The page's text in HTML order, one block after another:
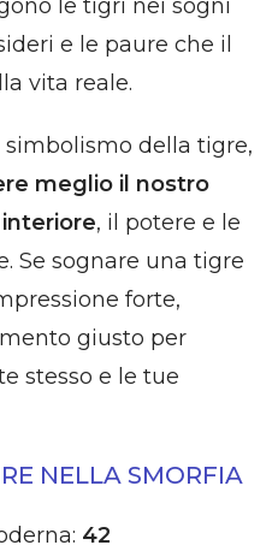
le tigri nei sogni
e le paure che il
vita reale.
simbolismo della tigre,
meglio il nostro
, il potere e le
Se sognare una tigre
forte,
giusto per
stesso e le tue
NELLA SMORFIA
42